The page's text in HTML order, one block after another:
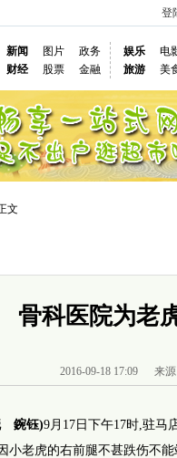
登
新闻 图片
政务
财经
股票 金融
娱乐 电
旅游
美
文
骨科医院为老
2016-09-18 17:09 来
鋺钰)9月17日下午17时,驻马
小老虎的右前腿不甚跌伤不